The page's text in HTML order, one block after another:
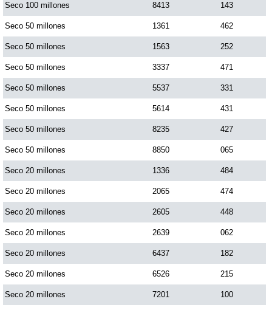
Seco 100 millones 8413 143
Seco 50 millones 1361 462
Seco 50 millones 1563 252
Seco 50 millones 3337 471
Seco 50 millones 5537 331
Seco 50 millones 5614 431
Seco 50 millones 8235 427
Seco 50 millones 8850 065
Seco 20 millones 1336 484
Seco 20 millones 2065 474
Seco 20 millones 2605 448
Seco 20 millones 2639 062
Seco 20 millones 6437 182
Seco 20 millones 6526 215
Seco 20 millones 7201 100